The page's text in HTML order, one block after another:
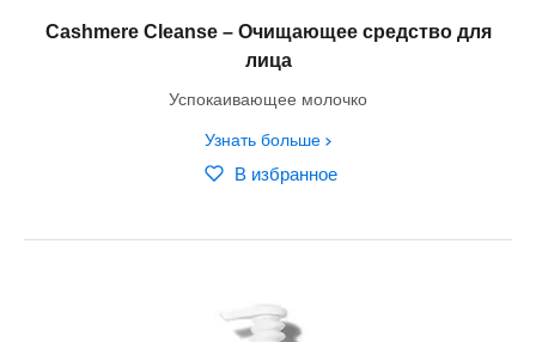
Cashmere Cleanse – Очищающее средство для
лица
Успокаивающее молочко
Узнать больше
В избранное